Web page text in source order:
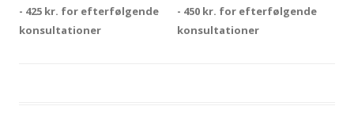
- 425 kr. for efterfølgende
konsultationer
- 450 kr. for efterfølgende
konsultationer